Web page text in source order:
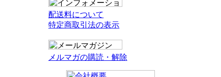
配送料について
特定商取引法の表示
メルマガの購読・解除